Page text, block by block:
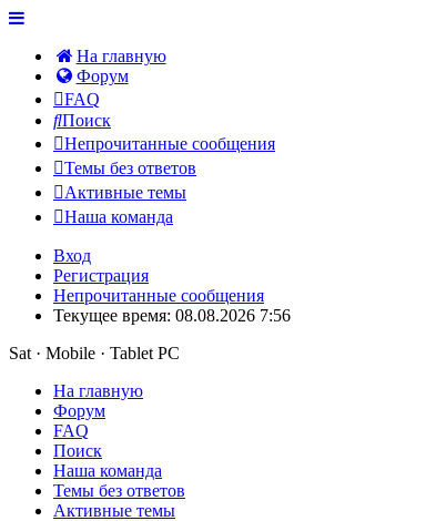
На главную
Форум
FAQ
Поиск
Непрочитанные сообщения
Темы без ответов
Активные темы
Наша команда
Вход
Регистрация
Непрочитанные сообщения
Текущее время: 08.08.2026 7:56
Sat · Mobile · Tablet PC
На главную
Форум
FAQ
Поиск
Наша команда
Темы без ответов
Активные темы